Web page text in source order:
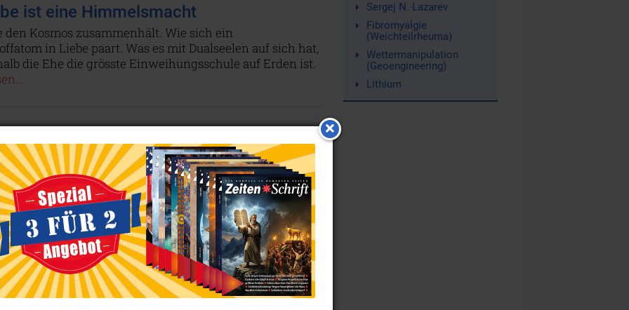
ist eine Himmelsmacht
den Kosmos zusammenhält. Wie sich ein
in Liebe paart. Was es mit Dualseelen auf sich hat,
die Ehe die grösste Einweihungsschule auf Erden ist.
NR. 111, S.20
MEDIZIN WISSENSCHAFT UND ETHIK
Körper umgebaut, Seele
seien Sie die Hüter Ihrer Kinder! Es gibt da eine
Umbau-Medizin, die schon bei geringfügigen
auf Geschlechtsumwandlung im Kindesalter drängt.
ein so massiver körperlicher und seelischer
sie nur in den seltensten Fällen angewendet werden
die Betroffenen zu lebenslangen Patienten macht.
Sergej N. Lazarev
Fibromyalgie
(Weichteilrheuma)
Wettermanipulation
(Geoengineering)
Lithium